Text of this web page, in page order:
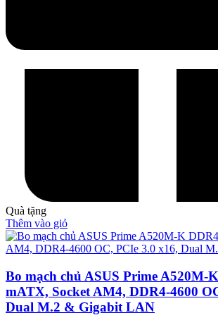
Quà tặng
Thêm vào giỏ
Bo mạch chủ ASUS Prime A520M-
mATX, Socket AM4, DDR4-4600
Dual M.2 & Gigabit LAN